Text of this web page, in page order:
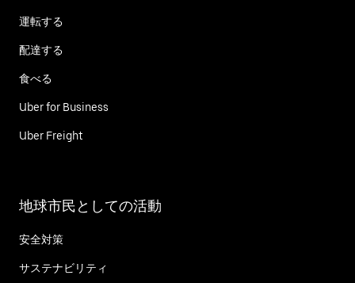
運転する
配達する
食べる
Uber for Business
Uber Freight
地球市民としての活動
安全対策
サステナビリティ